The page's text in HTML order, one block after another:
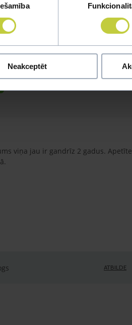
Neakceptēt
jebkuru Jūsu jautājumu
viņa jau ir gandrīz 2 gadus.
ATBILDE